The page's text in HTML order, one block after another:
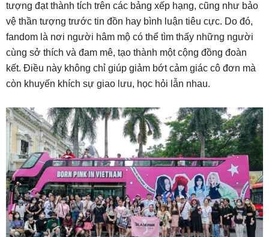
tượng đạt thành tích trên các bảng xếp hạng, cũng như bảo
vệ thần tượng trước tin đồn hay bình luận tiêu cực. Do đó,
fandom là nơi người hâm mộ có thể tìm thấy những người
cùng sở thích và đam mê, tạo thành một cộng đồng đoàn
kết. Điều này không chỉ giúp giảm bớt cảm giác cô đơn mà
còn khuyến khích sự giao lưu, học hỏi lẫn nhau.